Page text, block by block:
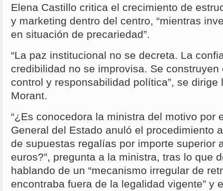
Elena Castillo critica el crecimiento de
y marketing dentro del centro, “mientras
en situación de precariedad”.
“La paz institucional no se decreta. La
credibilidad no se improvisa. Se
control y responsabilidad política”, se dirige
Morant.
“¿Es conocedora la ministra del motivo por
General del Estado anuló el procedimiento
de supuestas regalías por importe superior
euros?”, pregunta a la ministra, tras lo que
hablando de un “mecanismo irregular de
encontraba fuera de la legalidad vigente” y